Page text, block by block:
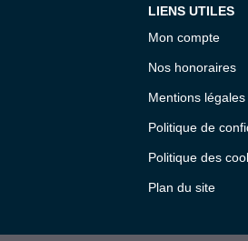
LIENS UTILES
Mon compte
Nos honoraires
Mentions légales
Politique de
Politique des
Plan du site